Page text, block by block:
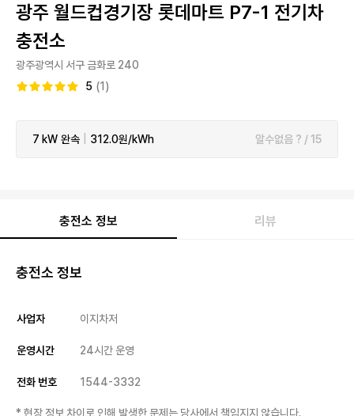
광주 월드컵경기장 롯데마트 P7-1 전기차
충전소
광주광역시 서구 금화로 240
5 (1)
7 kW 완속 312.0원/kWh 알수없음 ? / 15
충전소 정보 리뷰
충전소 정보
사업자 이지차저
운영시간 24시간 운영
전화 번호 1544-3332
* 현장 정보 차이로 인해 발생한 문제는 당사에서 책임지지 않습니다.